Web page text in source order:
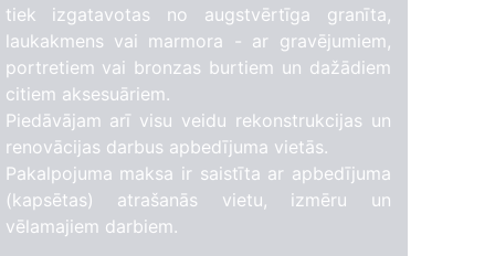
tiek izgatavotas no augstvērtīga granīta,
laukakmens vai marmora - ar gravējumiem,
portretiem vai bronzas burtiem un dažādiem
citiem aksesuāriem.
Piedāvājam arī visu veidu rekonstrukcijas un
renovācijas darbus apbedījuma vietās.
Pakalpojuma maksa ir saistīta ar apbedījuma
(kapsētas) atrašanās vietu, izmēru un
vēlamajiem darbiem.